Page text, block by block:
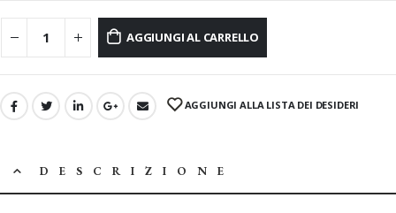
AGGIUNGI AL CARRELLO
AGGIUNGI ALLA LISTA DEI DESIDERI
DESCRIZIONE